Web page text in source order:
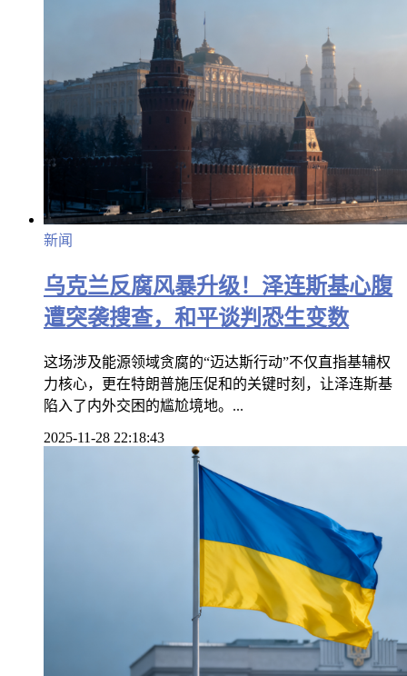
新闻
乌克兰反腐风暴升级！泽连斯基心腹
遭突袭搜查，和平谈判恐生变数
这场涉及能源领域贪腐的“迈达斯行动”不仅直指基辅权
力核心，更在特朗普施压促和的关键时刻，让泽连斯基
陷入了内外交困的尴尬境地。...
2025-11-28 22:18:43